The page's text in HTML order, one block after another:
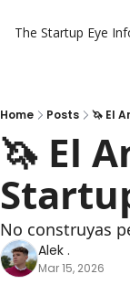
The Startup Eye
Home Posts 🦄 El
🦄 El
No construyas
Alek .
Mar 15, 2026